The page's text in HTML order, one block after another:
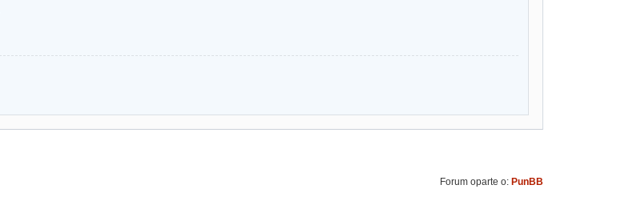
Forum oparte o: PunBB